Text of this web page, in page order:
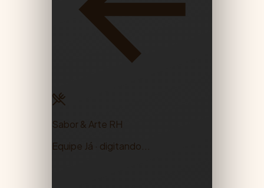
Sabor & Arte RH
Equipe Já · digitando...